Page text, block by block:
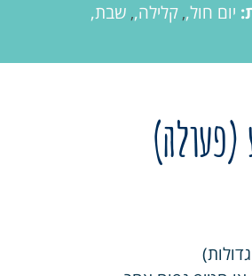
יום חול , קלילה , שבת
(פעולה)